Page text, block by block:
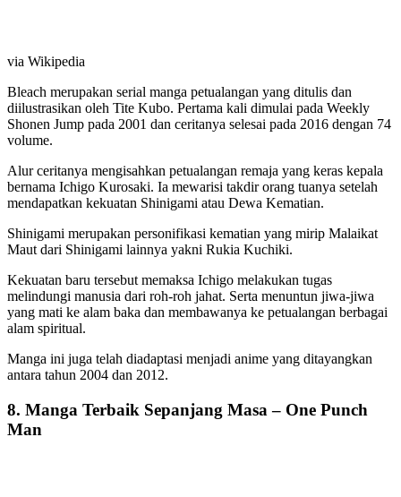
via Wikipedia
Bleach merupakan serial manga petualangan yang ditulis dan
diilustrasikan oleh Tite Kubo. Pertama kali dimulai pada Weekly
Shonen Jump pada 2001 dan ceritanya selesai pada 2016 dengan 74
volume.
Alur ceritanya mengisahkan petualangan remaja yang keras kepala
bernama Ichigo Kurosaki. Ia mewarisi takdir orang tuanya setelah
mendapatkan kekuatan Shinigami atau Dewa Kematian.
Shinigami merupakan personifikasi kematian yang mirip Malaikat
Maut dari Shinigami lainnya yakni Rukia Kuchiki.
Kekuatan baru tersebut memaksa Ichigo melakukan tugas
melindungi manusia dari roh-roh jahat. Serta menuntun jiwa-jiwa
yang mati ke alam baka dan membawanya ke petualangan berbagai
alam spiritual.
Manga ini juga telah diadaptasi menjadi anime yang ditayangkan
antara tahun 2004 dan 2012.
8. Manga Terbaik Sepanjang Masa – One Punch
Man